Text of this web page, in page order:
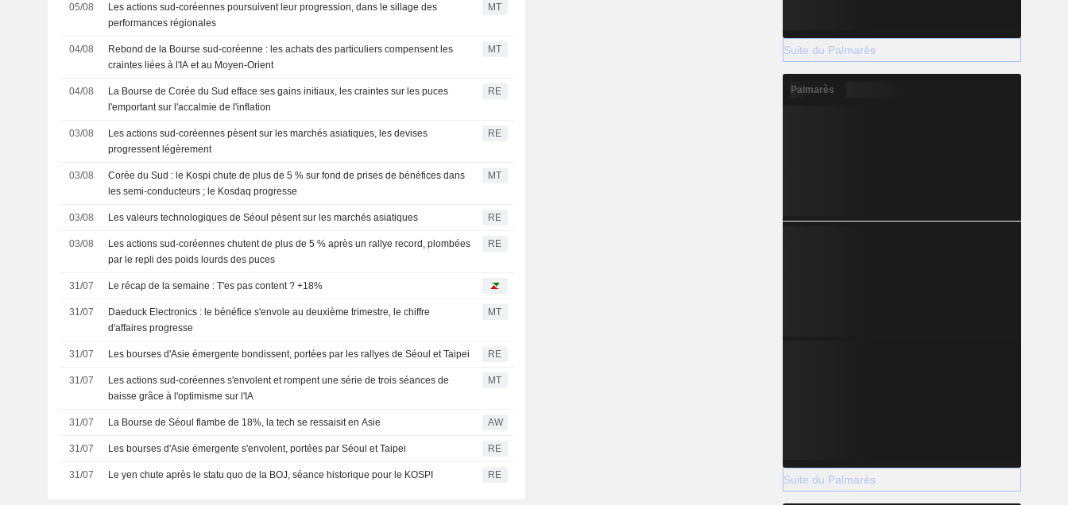
05/08
Les actions sud-coréennes poursuivent leur progression, dans le sillage des
performances régionales
MT
04/08
Rebond de la Bourse sud-coréenne : les achats des particuliers compensent les
craintes liées à l'IA et au Moyen-Orient
MT
04/08
La Bourse de Corée du Sud efface ses gains initiaux, les craintes sur les puces
l'emportant sur l'accalmie de l'inflation
RE
03/08
Les actions sud-coréennes pèsent sur les marchés asiatiques, les devises
progressent légèrement
RE
03/08
Corée du Sud : le Kospi chute de plus de 5 % sur fond de prises de bénéfices dans
les semi-conducteurs ; le Kosdaq progresse
MT
03/08 Les valeurs technologiques de Séoul pèsent sur les marchés asiatiques RE
03/08
Les actions sud-coréennes chutent de plus de 5 % après un rallye record, plombées
par le repli des poids lourds des puces
RE
31/07 Le récap de la semaine : T'es pas content ? +18%
31/07
Daeduck Electronics : le bénéfice s'envole au deuxième trimestre, le chiffre
d'affaires progresse
MT
31/07 Les bourses d'Asie émergente bondissent, portées par les rallyes de Séoul et Taipei RE
31/07
Les actions sud-coréennes s'envolent et rompent une série de trois séances de
baisse grâce à l'optimisme sur l'IA
MT
31/07 La Bourse de Séoul flambe de 18%, la tech se ressaisit en Asie AW
31/07 Les bourses d'Asie émergente s'envolent, portées par Séoul et Taipei RE
31/07 Le yen chute après le statu quo de la BOJ, séance historique pour le KOSPI RE
Suite du Palmarès
Palmarès
Suite du Palmarès